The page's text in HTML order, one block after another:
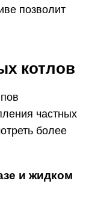
позволит
котлов
частных
более
и жидком